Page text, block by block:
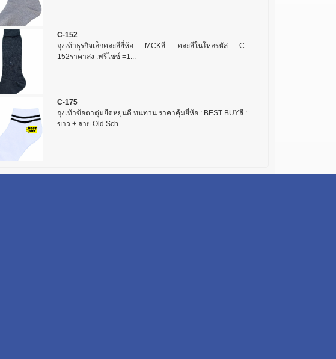
C-152
ถุงเท้าธุรกิจเล็กคละสียี่ห้อ : MCKสี : คละสีในโหลรหัส : C-
152ราคาส่ง :ฟรีไซซ์ =1...
C-175
ถุงเท้าข้อตาตุ่มยืดหยุ่นดี ทนทาน ราคาคุ้มยี่ห้อ : BEST BUYสี :
ขาว + ลาย Old Sch...